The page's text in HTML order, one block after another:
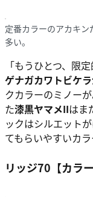
定番カラーのアカキ
多い。
「もうひとつ、限
ゲナガカワトビケ
クカラーのミノー
た漆黒ヤマメIIはま
ックはシルエット
てもらいやすいカ
リッジ70【カラ